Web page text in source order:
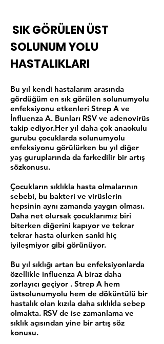
SIK GÖRÜLEN ÜST
SOLUNUM YOLU
HASTALIKLARI
Bu yıl kendi hastalarım arasında
gördüğüm en sık görülen solunumyolu
enfeksiyonu etkenleri Strep A ve
İnfluenza A. Bunları RSV ve adenovirüs
takip ediyor.Her yıl daha çok anaokulu
gurubu çocuklarda solunumyolu
enfeksiyonu görülürken bu yıl diğer
yaş guruplarında da farkedilir bir artış
sözkonusu.
Çocukların sıklıkla hasta olmalarının
sebebi, bu bakteri ve virüslerin
hepsinin aynı zamanda yaygın olması.
Daha net olursak çocuklarımız biri
biterken diğerini kapıyor ve tekrar
tekrar hasta olurken sanki hiç
iyileşmiyor gibi görünüyor.
Bu yıl sıklığı artan bu enfeksiyonlarda
özellikle influenza A biraz daha
zorlayıcı geçiyor . Strep A hem
üstsolunumyolu hem de döküntülü bir
hastalık olan kızıla daha sıklıkla sebep
olmakta. RSV de ise zamanlama ve
sıklık açısından yine bir artış söz
konusu.